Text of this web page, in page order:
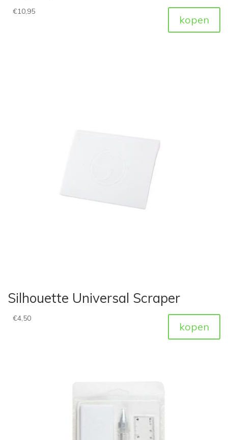
€10,95
kopen
Silhouette Universal Scraper
€4,50
kopen